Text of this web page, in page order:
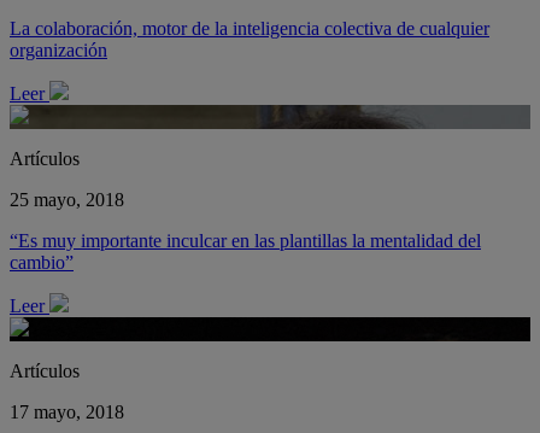
La colaboración, motor de la inteligencia colectiva de cualquier
organización
Leer
Artículos
25 mayo, 2018
“Es muy importante inculcar en las plantillas la mentalidad del
cambio”
Leer
Artículos
17 mayo, 2018